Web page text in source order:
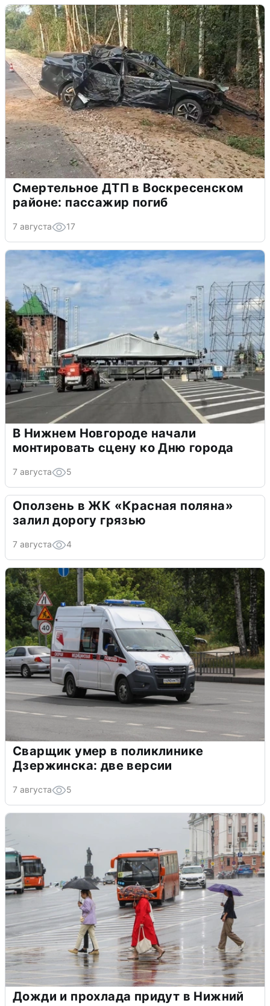
Смертельное ДТП в Воскресенском
районе: пассажир погиб
7 августа 17
В Нижнем Новгороде начали
монтировать сцену ко Дню города
7 августа 5
Оползень в ЖК «Красная поляна»
залил дорогу грязью
7 августа 4
Сварщик умер в поликлинике
Дзержинска: две версии
7 августа 5
Дожди и прохлада придут в Нижний